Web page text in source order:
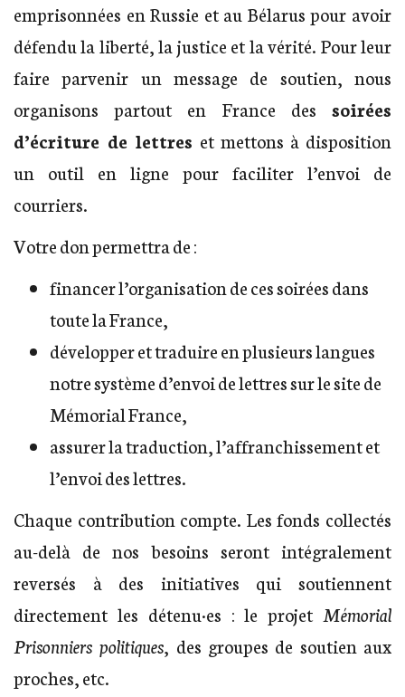
emprisonnées en Russie et au Bélarus pour avoir
défendu la liberté, la justice et la vérité. Pour leur
faire parvenir un message de soutien, nous
organisons partout en France des soirées
d’écriture de lettres et mettons à disposition
un outil en ligne pour faciliter l’envoi de
courriers.
Votre don permettra de :
financer l’organisation de ces soirées dans
toute la France,
développer et traduire en plusieurs langues
notre système d’envoi de lettres sur le site de
Mémorial France,
assurer la traduction, l’affranchissement et
l’envoi des lettres.
Chaque contribution compte. Les fonds collectés
au-delà de nos besoins seront intégralement
reversés à des initiatives qui soutiennent
directement les détenu·es : le projet Mémorial
Prisonniers politiques, des groupes de soutien aux
proches, etc.